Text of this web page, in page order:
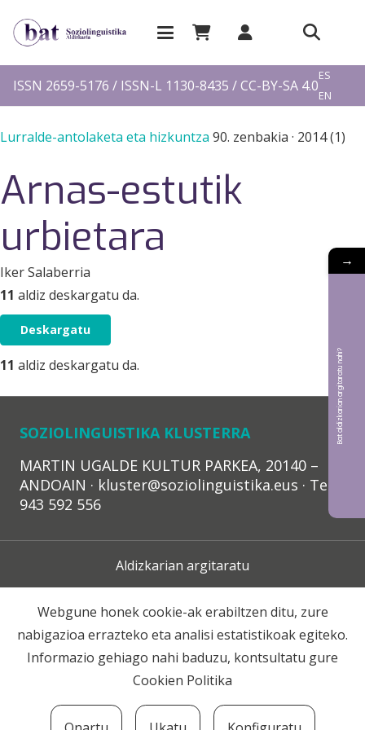
ISSN 2659-5176 / ISSN-L 1130-8435 / CC-BY-SA 4.0
ES
EN
Lurralde-antolaketa eta hizkuntza 90. zenbakia · 2014 (1)
Arnas-estutik
urbietara
Iker Salaberria
11 aldiz deskargatu da.
Deskargatu
11 aldiz deskargatu da.
SOZIOLINGUISTIKA KLUSTERRA
MARTIN UGALDE KULTUR PARKEA, 20140 –
ANDOAIN · kluster@soziolinguistika.eus · Tel.:
943 592 556
Aldizkarian argitaratu
Lege Oharra
Harpidetza
Webgune honek cookie-ak erabiltzen ditu, zure
nabigazioa errazteko eta analisi estatistikoak egiteko.
Informazio gehiago nahi baduzu, kontsultatu gure
Cookien Politika
→
Bat aldizkarian argitaratu nahi?